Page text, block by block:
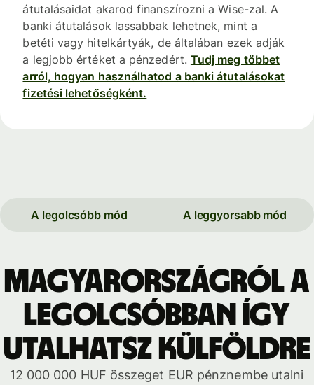
átutalásaidat akarod finanszírozni a Wise-zal. A
banki átutalások lassabbak lehetnek, mint a
betéti vagy hitelkártyák, de általában ezek adják
a legjobb értéket a pénzedért. Tudj meg többet
arról, hogyan használhatod a banki átutalásokat
fizetési lehetőségként.
A legolcsóbb mód A leggyorsabb mód
Magyarországról a
legolcsóbban így
utalhatsz külföldre
12 000 000 HUF összeget EUR pénznembe utalni